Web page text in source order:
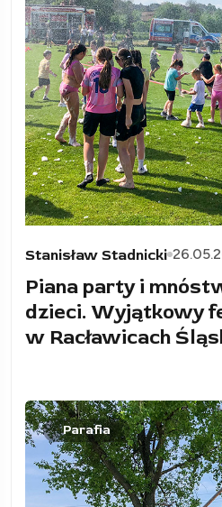
Stanisław Stadnicki
Piana party i
dzieci. Wyjątkowy
w Racławicach
Parafia